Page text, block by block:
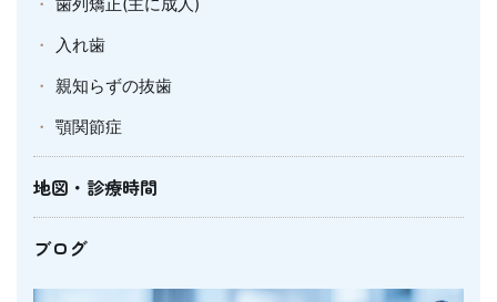
入れ歯
親知らずの抜歯
顎関節症
地図・診療時間
ブログ